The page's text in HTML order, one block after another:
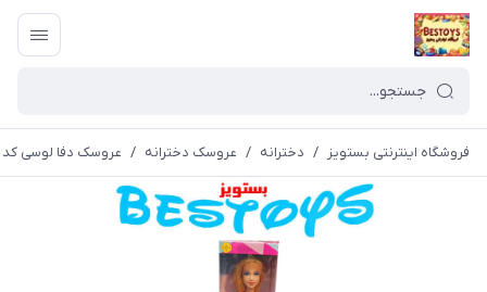
فروشگاه اینترنتی بستویز / دخترانه / عروسک دخترانه / عروسک دفا لوسی کد 8